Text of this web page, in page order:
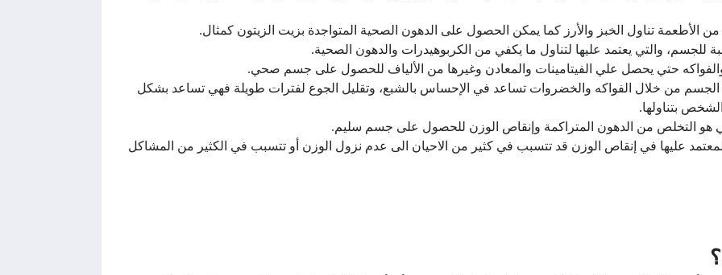
الأطعمة تناول الخبز والأرز كما يمكن الحصول على الدهون الصحية المتواجدة بزيت الزيتون كمثال.
والتي يعتمد عليها لتناول ما يكفي من الكربوهيدرات والدهون الصحية.
حتي يحصل علي الفيتامينات والمعادن وغيرها من الألياف للحصول على جسم صحي.
الجسم من خلال الفواكه والخضروات تساعد في الإحساس بالشبع، وتقليل الجوع لفترات طويلة فهي تساعد بشكل
بتناولها.
هو التخلص من الدهون المتراكمة وإنقاص الوزن للحصول على جسم سليم.
عليها في إنقاص الوزن قد تتسبب في كثير من الاحيان الى عدم نزول الوزن أو تتسبب في الكثير من المشاكل